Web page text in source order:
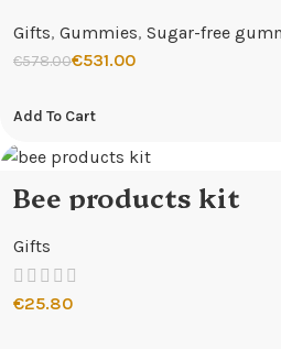
Gifts, Gummies, Sugar-free
€578.00€531.00
Add To Cart
Bee products kit
Gifts
€25.80